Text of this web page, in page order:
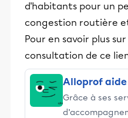
d'habitants pour un
congestion routière
Pour en savoir plus
consultation de ce
Alloprof
Grâce à ses